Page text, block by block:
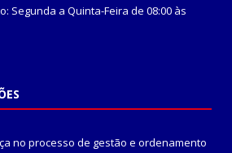
Segunda a Quinta-Feira de 08:00 às
no processo de gestão e ordenamento